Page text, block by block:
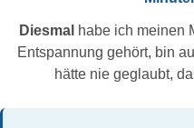
Diesmal habe ich meinen
Entspannung gehört, bin
hätte nie geglaubt,